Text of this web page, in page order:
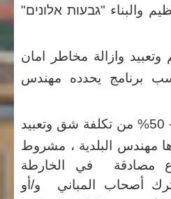
والبناء "גבעות אלונים"
وتعبيد وازالة مخاطر امان
برنامج يحدده مهندس
اشتراك البلدية ب - 50% من تكلفة شق وتعبيد
مهندس البلدية ، مشروط
مصادقة في الخارطة
أصحاب المباني و/أو